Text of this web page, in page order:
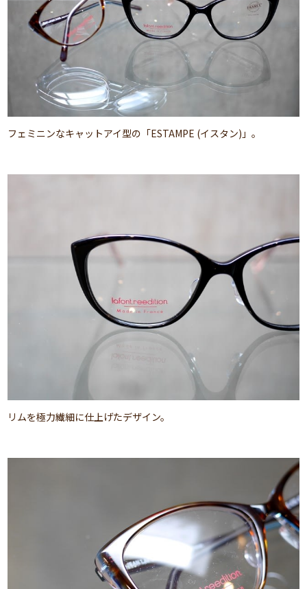
フェミニンなキャットアイ型の「ESTAMPE (イスタン)」。
リムを極力繊細に仕上げたデザイン。